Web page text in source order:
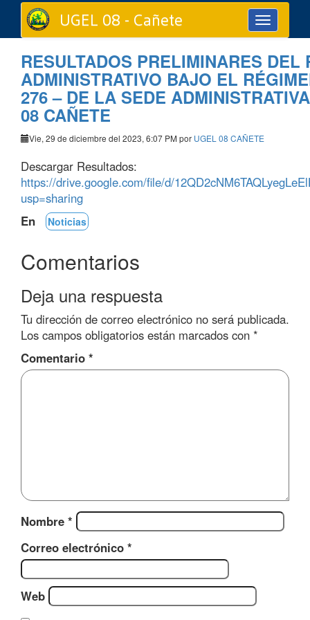
Toggle
navigation
UGEL 08 - Cañete
RESULTADOS PRELIMINARES DEL
ADMINISTRATIVO BAJO EL
276 – DE LA SEDE
08 CAÑETE
Vie, 29 de diciembre del 2023, 6:07 PM por UGEL 08 CAÑETE
Descargar Resultados:
https://drive.google.com/file/d/
usp=sharing
En
Noticias
Comentarios
Deja una respuesta
Tu dirección de correo electrónico no será publicada.
Los campos obligatorios están marcados con *
Comentario *
Nombre *
Correo electrónico *
Web